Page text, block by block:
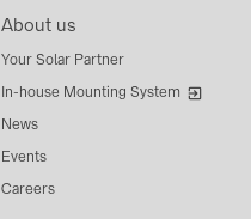
About us
Your Solar Partner
In-house Mounting System
News
Events
Careers